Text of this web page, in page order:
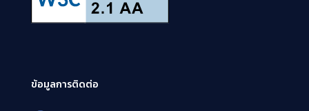
ข้อมูลการติดต่อ